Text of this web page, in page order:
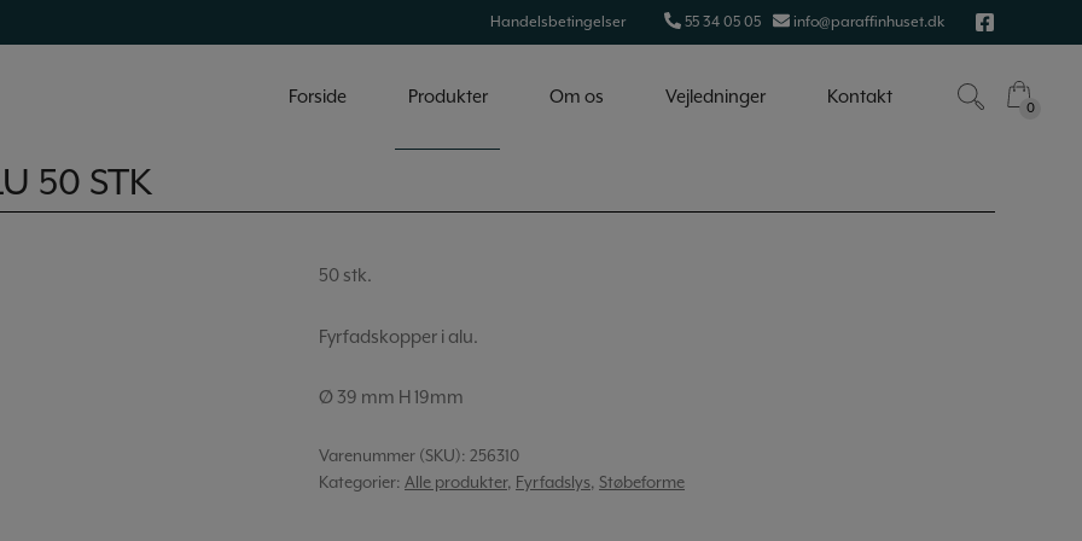
Handelsbetingelser 55 34 05 05 info@paraffinhuset.dk
Forside Produkter Om os Vejledninger Kontakt
0
0
50 STK
50 stk.
Fyrfadskopper i alu.
Ø 39 mm H 19mm
Varenummer (SKU): 256310
Kategorier: Alle produkter, Fyrfadslys, Støbeforme